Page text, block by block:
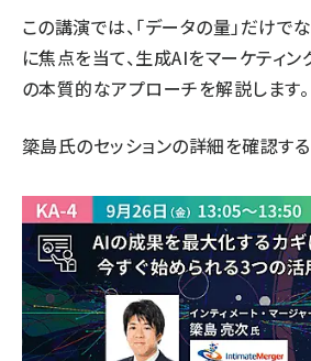
この講演では、「データの量」だけでな
に焦点を当て、生成AIをマーケティ
の本質的なアプローチを解説します。
簗島氏のセッションの詳細を確認す